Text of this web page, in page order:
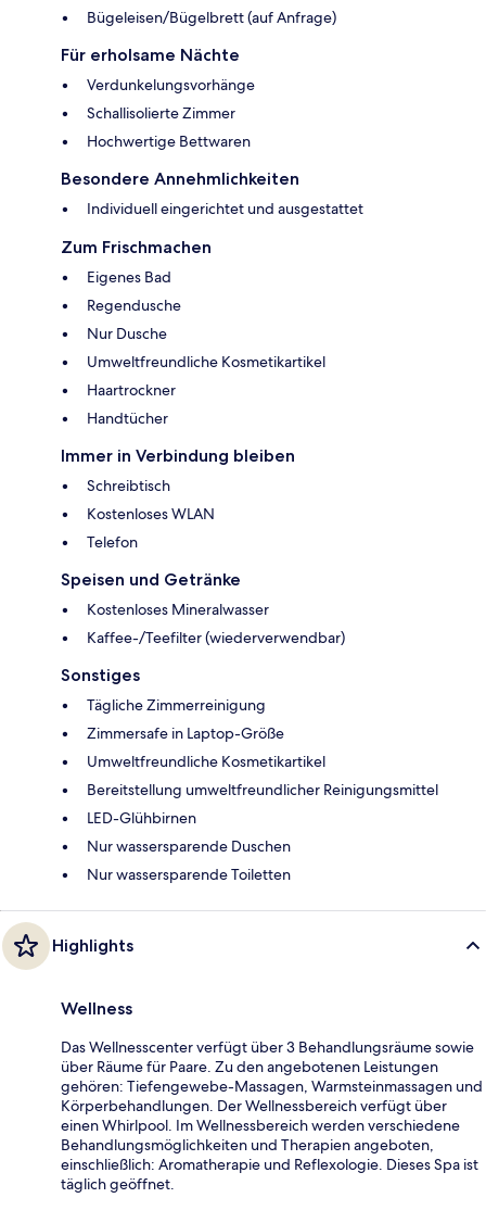
Bügeleisen/Bügelbrett (auf Anfrage)
Für erholsame Nächte
Verdunkelungsvorhänge
Schallisolierte Zimmer
Hochwertige Bettwaren
Besondere Annehmlichkeiten
Individuell eingerichtet und ausgestattet
Zum Frischmachen
Eigenes Bad
Regendusche
Nur Dusche
Umweltfreundliche Kosmetikartikel
Haartrockner
Handtücher
Immer in Verbindung bleiben
Schreibtisch
Kostenloses WLAN
Telefon
Speisen und Getränke
Kostenloses Mineralwasser
Kaffee-/Teefilter (wiederverwendbar)
Sonstiges
Tägliche Zimmerreinigung
Zimmersafe in Laptop-Größe
Umweltfreundliche Kosmetikartikel
Bereitstellung umweltfreundlicher Reinigungsmittel
LED-Glühbirnen
Nur wassersparende Duschen
Nur wassersparende Toiletten
Highlights
Wellness
Das Wellnesscenter verfügt über 3 Behandlungsräume sowie
über Räume für Paare. Zu den angebotenen Leistungen
gehören: Tiefengewebe-Massagen, Warmsteinmassagen und
Körperbehandlungen. Der Wellnessbereich verfügt über
einen Whirlpool. Im Wellnessbereich werden verschiedene
Behandlungsmöglichkeiten und Therapien angeboten,
einschließlich: Aromatherapie und Reflexologie. Dieses Spa ist
täglich geöffnet.